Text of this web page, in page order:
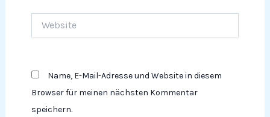
Name, E-Mail-Adresse und Website in diesem
Browser für meinen nächsten Kommentar
speichern.